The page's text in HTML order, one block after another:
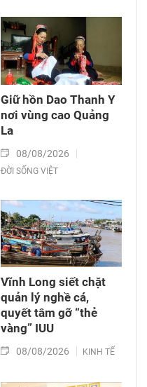
Giữ hồn Dao Thanh Y
nơi vùng cao Quảng
La
08/08/2026
ĐỜI SỐNG VIỆT
Vĩnh Long siết chặt
quản lý nghề cá,
quyết tâm gỡ “thẻ
vàng” IUU
08/08/2026 KINH TẾ